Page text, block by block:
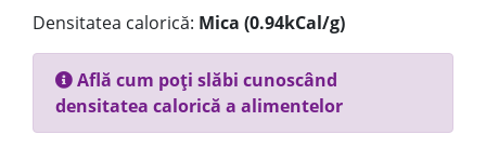
Densitatea calorică: Mica (0.94kCal/g)
Află cum poți slăbi cunoscând
densitatea calorică a alimentelor